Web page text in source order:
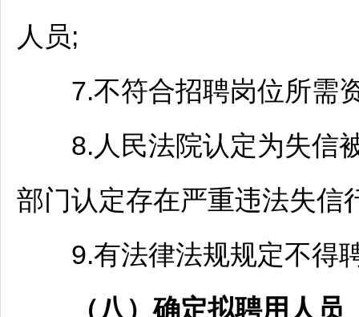
人员;
7.不符合招聘岗位所需
8.人民法院认定为失信被
部门认定存在严重违法失信
9.有法律法规规定不得
（八）确定拟聘用人员